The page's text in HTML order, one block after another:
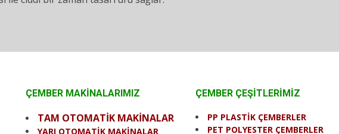
ÇEMBER MAKİNALARIMIZ
TAM OTOMATİK MAKİNALAR
YARI OTOMATİK MAKİNALAR
ÇEMBER ÇEŞİTLERİMİZ
PP PLASTİK ÇEMBERLER
PET POLYESTER ÇEMBERLER